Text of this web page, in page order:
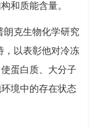
和质能含量。
克生物化学研究
，以表彰他对冷冻
蛋白质、大分子
境中的存在状态